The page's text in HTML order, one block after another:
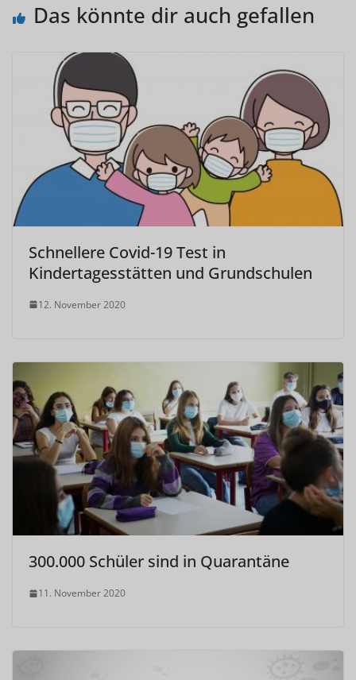
Das könnte dir auch gefallen
Schnellere Covid-19 Test in
Kindertagesstätten und Grundschulen
12. November 2020
300.000 Schüler sind in Quarantäne
11. November 2020